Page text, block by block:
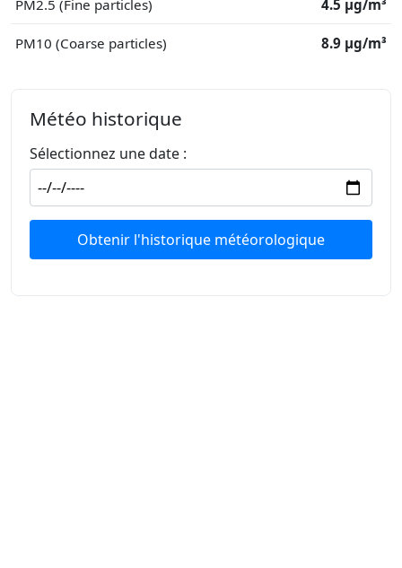
PM2.5 (Fine particles) 4.5 μg/m³
PM10 (Coarse particles) 8.9 μg/m³
Météo historique
Sélectionnez une date :
Obtenir l'historique météorologique